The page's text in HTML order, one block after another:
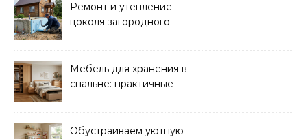
Ремонт и утепление
цоколя загородного
Мебель для хранения в
спальне: практичные
Обустраиваем уютную